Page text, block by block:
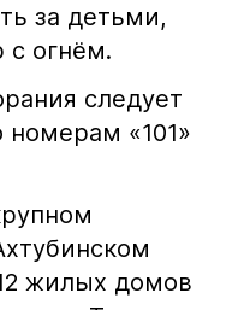
за детьми,
с огнём.
следует
номерам «101»
жилых домов